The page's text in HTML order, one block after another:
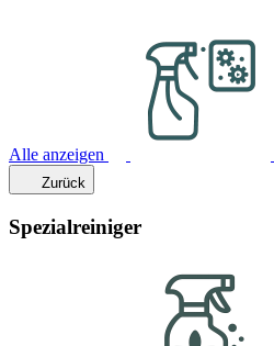
Alle anzeigen
Zurück
Spezialreiniger